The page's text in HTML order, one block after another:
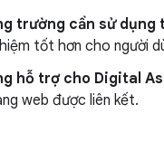
trường cần sử dụng
tốt hơn cho người
hỗ trợ cho Digital
web được liên kết.